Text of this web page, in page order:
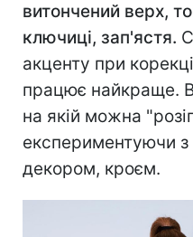
витончений верх,
ключиці, зап'ястя.
акценту при
працює найкраще.
на якій можна
експериментуючи
декором, кроєм.